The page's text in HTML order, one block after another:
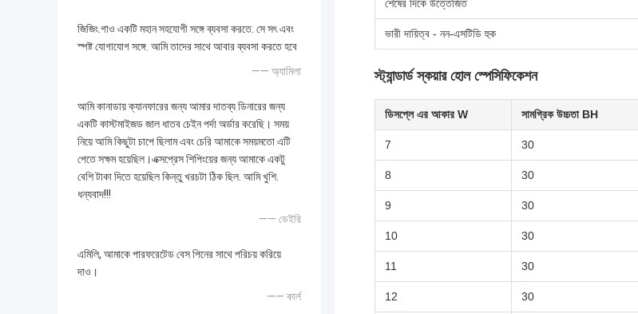
জিজিং.গাও একটি মহান সহযোগী সঙ্গে ব্যবসা করতে. সে সৎ এবং
স্পষ্ট যোগাযোগ সঙ্গে. আমি তাদের সাথে আবার ব্যবসা করতে হবে
—— অ্যামিলা
আমি কানাডায় ক্যানফারের জন্য আমার দাতব্য ডিনারের জন্য
একটি কাস্টমাইজড জাল ধাতব চেইন পর্দা অর্ডার করেছি। সময়
নিয়ে আমি কিছুটা চাপে ছিলাম এবং চেরি আমাকে সময়মতো এটি
পেতে সক্ষম হয়েছিল।এক্সপ্রেস শিপিংয়ের জন্য আমাকে একটু
বেশি টাকা দিতে হয়েছিল কিন্তু খরচটা ঠিক ছিল. আমি খুশি.
ধন্যবাদ!!!
—— ডেইরি
এমিলি, আমাকে পারফরেটেড বেস পিনের সাথে পরিচয় করিয়ে
দাও।
—— কার্ল
শেষের দিকে উত্তেজিত
ভারী দায়িত্ব - নন-এসটিডি হুক
স্ট্যান্ডার্ড স্কয়ার হোল স্পেসিফিকেশন
ডিসপ্লে এর আকার W সামগ্রিক উচ্চতা BH
7 30
8 30
9 30
10 30
11 30
12 30